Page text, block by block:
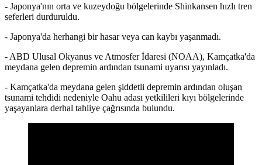
- Japonya'nın orta ve kuzeydoğu bölgelerinde Shinkansen hızlı tren
seferleri durduruldu.
- Japonya'da herhangi bir hasar veya can kaybı yaşanmadı.
- ABD Ulusal Okyanus ve Atmosfer İdaresi (NOAA), Kamçatka'da
meydana gelen depremin ardından tsunami uyarısı yayınladı.
- Kamçatka'da meydana gelen şiddetli depremin ardından oluşan
tsunami tehdidi nedeniyle Oahu adası yetkilileri kıyı bölgelerinde
yaşayanlara derhal tahliye çağrısında bulundu.